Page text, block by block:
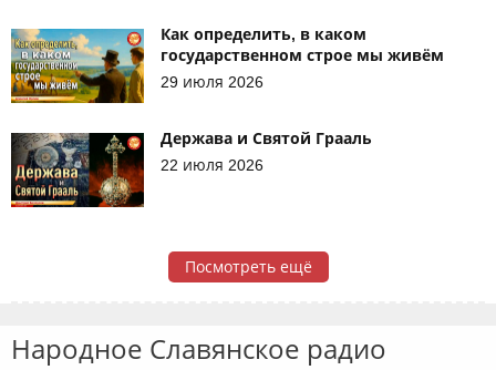
Как определить, в каком
государственном строе мы живём
29 июля 2026
Держава и Святой Грааль
22 июля 2026
Посмотреть ещё
Народное Славянское радио